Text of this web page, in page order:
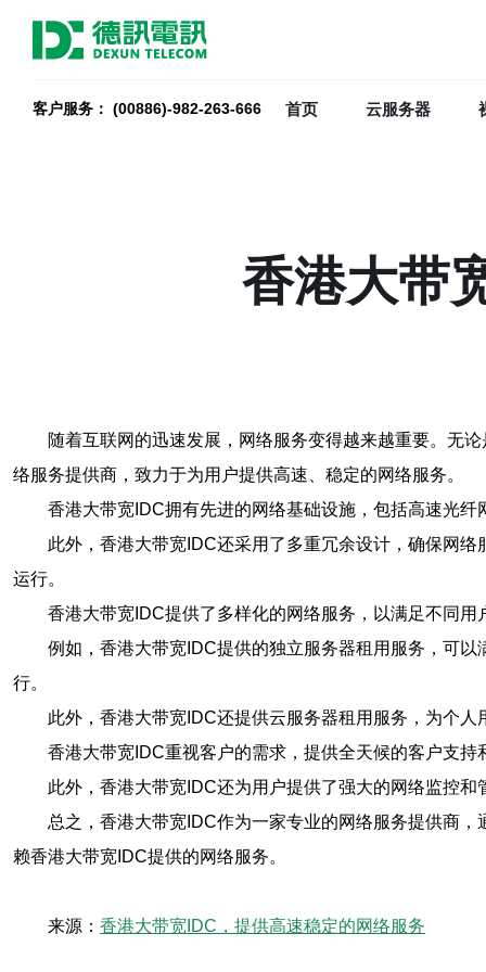
客户服务： (00886)-982-263-666 首页 云服务器
香港大带
随着互联网的迅速发展，网络服务变得越来越重要。无
络服务提供商，致力于为用户提供高速、稳定的网络服务。
香港大带宽IDC拥有先进的网络基础设施，包括高速光
此外，香港大带宽IDC还采用了多重冗余设计，确保网
运行。
香港大带宽IDC提供了多样化的网络服务，以满足不同
例如，香港大带宽IDC提供的独立服务器租用服务，可
行。
此外，香港大带宽IDC还提供云服务器租用服务，为个
香港大带宽IDC重视客户的需求，提供全天候的客户支
此外，香港大带宽IDC还为用户提供了强大的网络监控
总之，香港大带宽IDC作为一家专业的网络服务提供商
赖香港大带宽IDC提供的网络服务。
来源： 香港大带宽IDC，提供高速稳定的网络服务